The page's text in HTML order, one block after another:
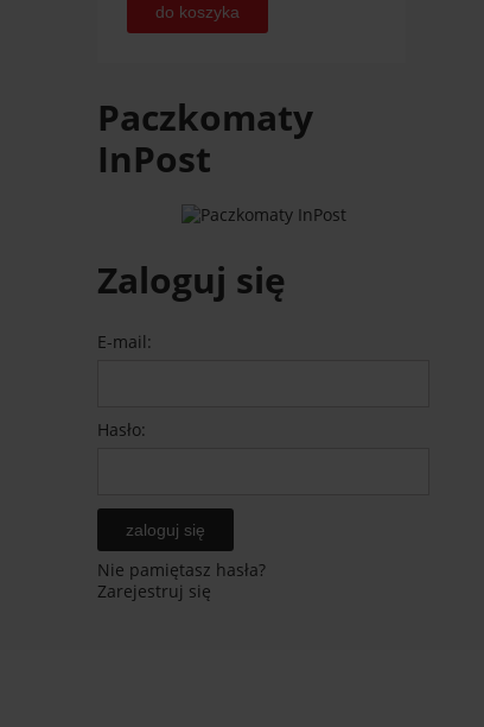
do koszyka
Paczkomaty
InPost
Zaloguj się
E-mail:
Hasło:
zaloguj się
Nie pamiętasz hasła?
Zarejestruj się